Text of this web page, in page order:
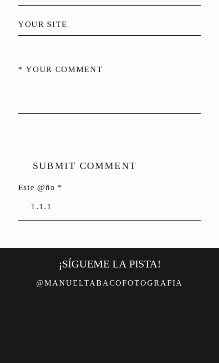
SUBMIT COMMENT
Este @ño *
¡SÍGUEME LA PISTA!
@MANUELTABACOFOTOGRAFIA